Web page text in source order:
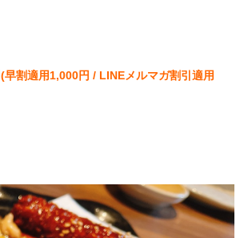
(早割適用1,000円 / LINEメルマガ割引適用